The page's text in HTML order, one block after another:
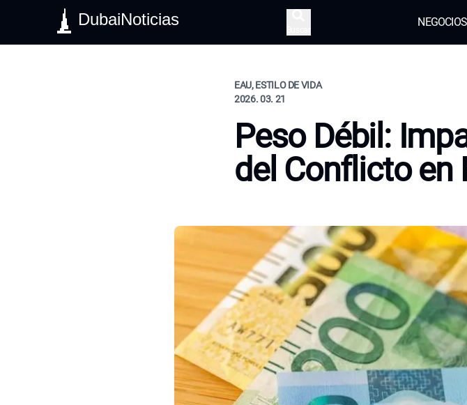
DubaiNoticias NEGOCIOS
EAU, ESTILO DE VIDA
2026. 03. 21
Peso Débil:
del Conflicto en